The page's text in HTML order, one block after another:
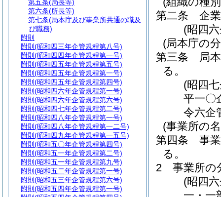
第二条
企
(昭四
(局本庁の
第三条
局
る。
(昭四
平一〇
令六企
(事業所の
第四条
事
る。
2
事業所の
(昭四
第五条(局長等)
第六条(所長等)
第七条(局本庁及び事業所共通の職及
び職務)
附則
附則 (昭和四三年企管規程第八号)
附則 (昭和四四年企管規程第一号)
附則 (昭和四五年企管規程第五号)
附則 (昭和四五年企管規程第一号)
附則 (昭和四五年企管規程第四号)
附則 (昭和四六年企管規程第一号)
附則 (昭和四六年企管規程第六号)
附則 (昭和四七年企管規程第二号)
附則 (昭和四八年企管規程第一号)
附則 (昭和四八年企管規程第一二号)
附則 (昭和四九年企管規程第一五号)
附則 (昭和五〇年企管規程第四号)
附則 (昭和五一年企管規程第二号)
附則 (昭和五一年企管規程第九号)
附則 (昭和五二年企管規程第一号)
附則 (昭和五三年企管規程第六号)
附則 (昭和五四年企管規程第一号)